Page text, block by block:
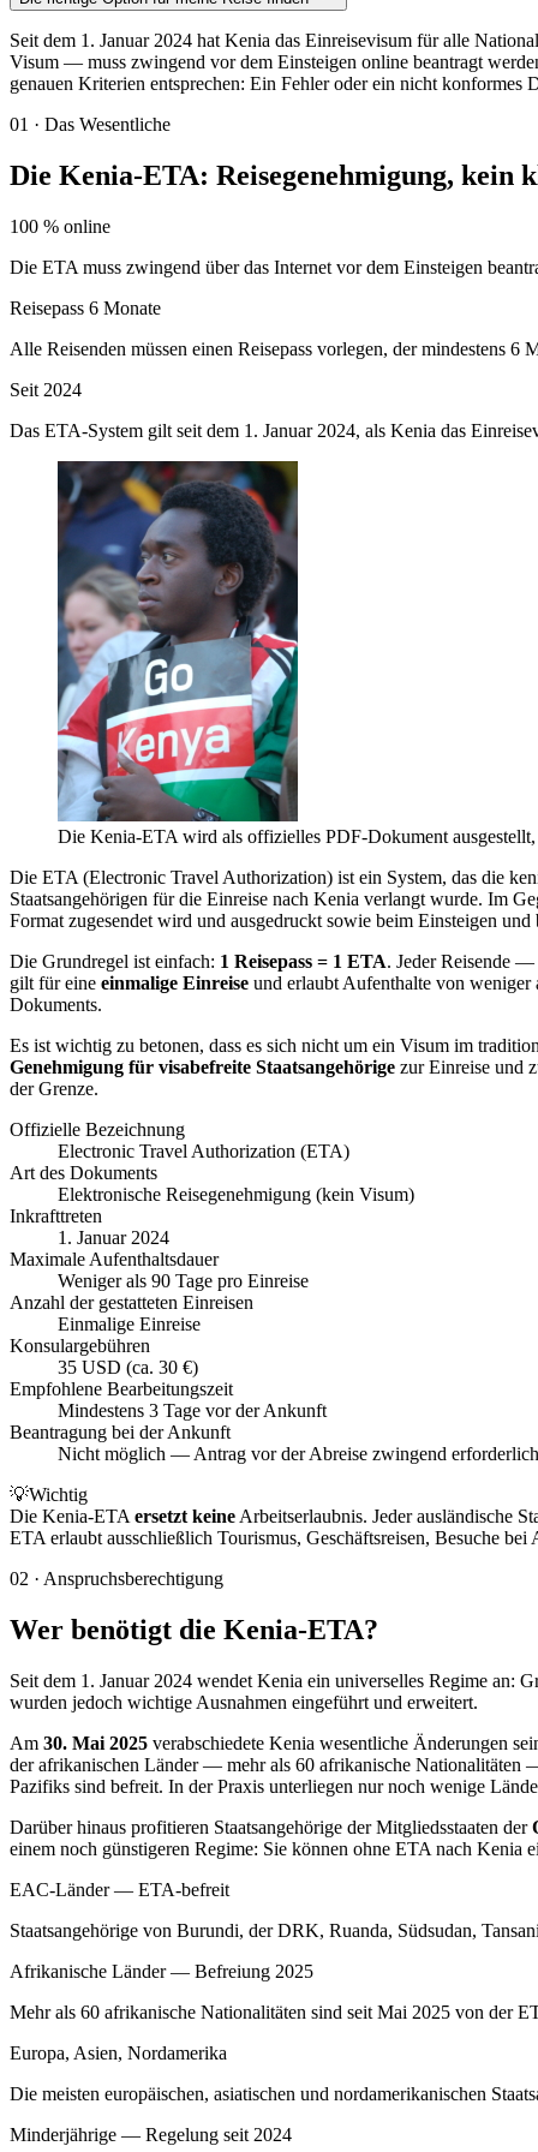
Seit dem 1. Januar 2024 hat Kenia das Einreisevisum für alle
Visum — muss zwingend vor dem Einsteigen online beantragt
genauen Kriterien entsprechen: Ein Fehler oder ein nicht
01 · Das Wesentliche
Die Kenia-ETA: Reisegenehmigung, kein
100 % online
Die ETA muss zwingend über das Internet vor dem Einsteigen
Reisepass 6 Monate
Alle Reisenden müssen einen Reisepass vorlegen, der mindestens
Seit 2024
Das ETA-System gilt seit dem 1. Januar 2024, als Kenia das
Die Kenia-ETA wird als offizielles PDF-Dokument ausgestellt,
Die ETA (Electronic Travel Authorization) ist ein System, das die
Staatsangehörigen für die Einreise nach Kenia verlangt wurde. Im
Format zugesendet wird und ausgedruckt sowie beim Einsteigen
Die Grundregel ist einfach: 1 Reisepass = 1 ETA. Jeder Reisende
gilt für eine einmalige Einreise und erlaubt Aufenthalte von weniger
Dokuments.
Es ist wichtig zu betonen, dass es sich nicht um ein Visum im
Genehmigung für visabefreite Staatsangehörige zur Einreise und
der Grenze.
Offizielle Bezeichnung
Electronic Travel Authorization (ETA)
Art des Dokuments
Elektronische Reisegenehmigung (kein Visum)
Inkrafttreten
1. Januar 2024
Maximale Aufenthaltsdauer
Weniger als 90 Tage pro Einreise
Anzahl der gestatteten Einreisen
Einmalige Einreise
Konsulargebühren
35 USD (ca. 30 €)
Empfohlene Bearbeitungszeit
Mindestens 3 Tage vor der Ankunft
Beantragung bei der Ankunft
Nicht möglich — Antrag vor der Abreise zwingend erforderlich
💡Wichtig
Die Kenia-ETA ersetzt keine Arbeitserlaubnis. Jeder ausländische
ETA erlaubt ausschließlich Tourismus, Geschäftsreisen, Besuche bei
02 · Anspruchsberechtigung
Wer benötigt die Kenia-ETA?
Seit dem 1. Januar 2024 wendet Kenia ein universelles Regime an:
wurden jedoch wichtige Ausnahmen eingeführt und erweitert.
Am 30. Mai 2025 verabschiedete Kenia wesentliche Änderungen
der afrikanischen Länder — mehr als 60 afrikanische Nationalitäten
Pazifiks sind befreit. In der Praxis unterliegen nur noch wenige
Darüber hinaus profitieren Staatsangehörige der Mitgliedsstaaten der
einem noch günstigeren Regime: Sie können ohne ETA nach Kenia
EAC-Länder — ETA-befreit
Staatsangehörige von Burundi, der DRK, Ruanda, Südsudan,
Afrikanische Länder — Befreiung 2025
Mehr als 60 afrikanische Nationalitäten sind seit Mai 2025 von der
Europa, Asien, Nordamerika
Die meisten europäischen, asiatischen und nordamerikanischen
Minderjährige — Regelung seit 2024